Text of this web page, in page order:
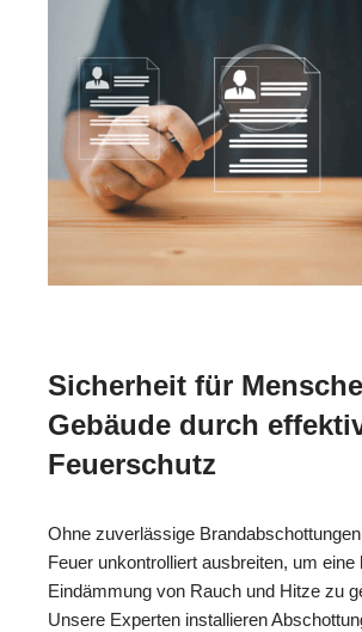
Sicherheit für
Gebäude durch
Feuerschutz
Ohne zuverlässige
Feuer unkontrolliert ausbreiten, um eine
Eindämmung von Rauch und Hitze zu
Unsere Experten installieren